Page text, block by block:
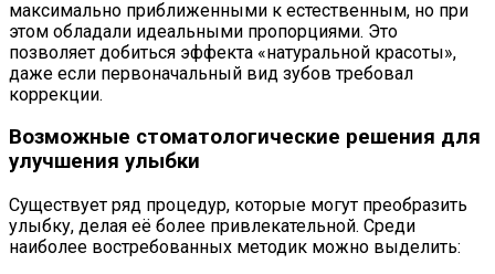
максимально приближенными к естественным, но при
этом обладали идеальными пропорциями. Это
позволяет добиться эффекта «натуральной красоты»,
даже если первоначальный вид зубов требовал
коррекции.
Возможные стоматологические решения для
улучшения улыбки
Существует ряд процедур, которые могут преобразить
улыбку, делая её более привлекательной. Среди
наиболее востребованных методик можно выделить: